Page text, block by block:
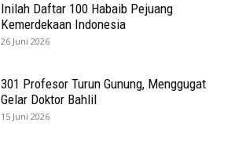
Inilah Daftar 100 Habaib Pejuang
Kemerdekaan Indonesia
26 Juni 2026
301 Profesor Turun Gunung, Menggugat
Gelar Doktor Bahlil
15 Juni 2026